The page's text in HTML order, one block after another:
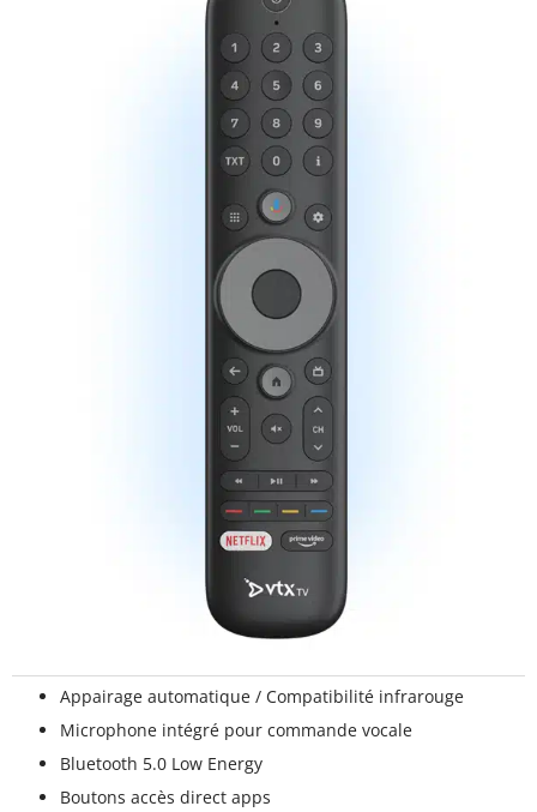
Appairage automatique / Compatibilité infrarouge
Microphone intégré pour commande vocale
Bluetooth 5.0 Low Energy
Boutons accès direct apps